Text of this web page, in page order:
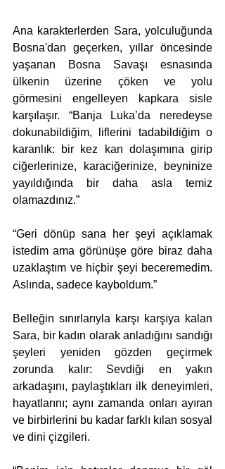
Ana karakterlerden Sara, yolculuğunda
Bosna'dan geçerken, yıllar öncesinde
yaşanan Bosna Savaşı esnasında
ülkenin üzerine çöken ve yolu
görmesini engelleyen kapkara sisle
karşılaşır. “Banja Luka’da neredeyse
dokunabildiğim, liflerini tadabildiğim o
karanlık: bir kez kan dolaşımına girip
ciğerlerinize, karaciğerinize, beyninize
yayıldığında bir daha asla temiz
olamazdınız.”
“Geri dönüp sana her şeyi açıklamak
istedim ama görünüşe göre biraz daha
uzaklaştım ve hiçbir şeyi beceremedim.
Aslında, sadece kayboldum.”
Belleğin sınırlarıyla karşı karşıya kalan
Sara, bir kadın olarak anladığını sandığı
şeyleri yeniden gözden geçirmek
zorunda kalır: Sevdiği en yakın
arkadaşını, paylaştıkları ilk deneyimleri,
hayatlarını; aynı zamanda onları ayıran
ve birbirlerini bu kadar farklı kılan sosyal
ve dini çizgileri.